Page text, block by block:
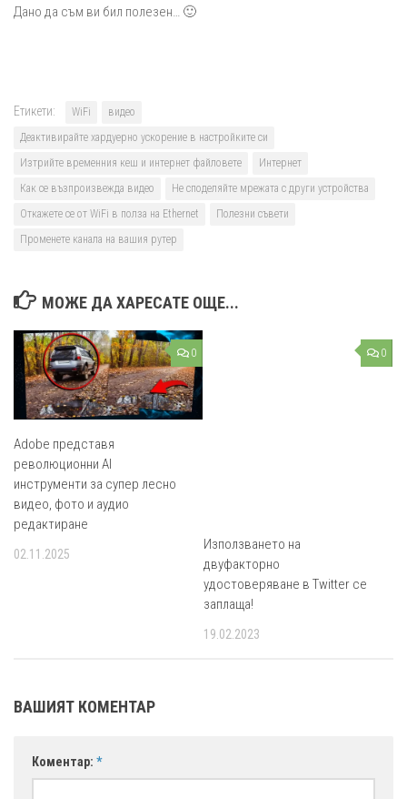
Дано да съм ви бил полезен… 🙂
Етикети: WiFi
видео
Деактивирайте хардуерно ускорение в настройките си
Изтрийте временния кеш и интернет файловете
Интернет
Как се възпроизвежда видео
Не споделяйте мрежата с други устройства
Откажете се от WiFi в полза на Ethernet
Полезни съвети
Променете канала на вашия рутер
МОЖЕ ДА ХАРЕСАТЕ ОЩЕ...
0
Adobe представя
революционни AI
инструменти за супер лесно
видео, фото и аудио
редактиране
02.11.2025
0
Използването на
двуфакторно
удостоверяване в Twitter се
заплаща!
19.02.2023
ВАШИЯТ КОМЕНТАР
Коментар: *